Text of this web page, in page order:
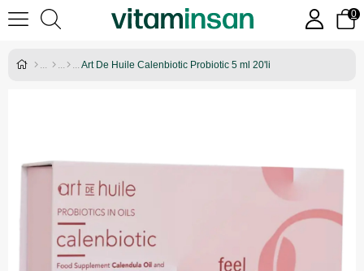
0
Art De Huile Calenbiotic Probiotic 5 ml 20'li